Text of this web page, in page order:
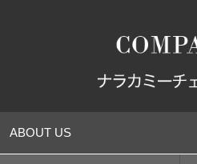
ABOUT US